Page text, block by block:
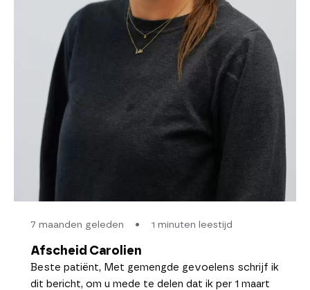
7 maanden geleden • 1 minuten leestijd
Afscheid Carolien
Beste patiënt, Met gemengde gevoelens schrijf ik
dit bericht, om u mede te delen dat ik per 1 maart